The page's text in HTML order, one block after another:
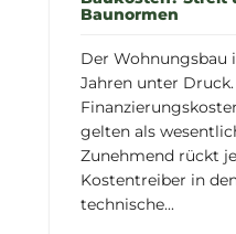
Baunormen
Der Wohnungsbau
Jahren unter
gelten als
Zunehmend rückt
Kostentreiber in
technische...